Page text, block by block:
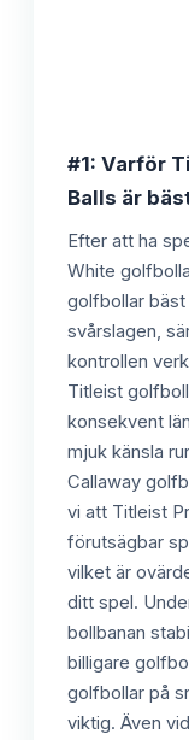
#1: Varför
Balls är
Efter att ha
White
golfbollar
svårslagen,
kontrollen
Titleist
konsekvent
mjuk känsla
Callaway
vi att Titleist
förutsägbar
vilket är
ditt spel.
bollbanan
billigare
golfbollar på
viktig. Även